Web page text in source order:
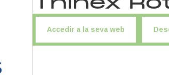
Accedir a la seva web